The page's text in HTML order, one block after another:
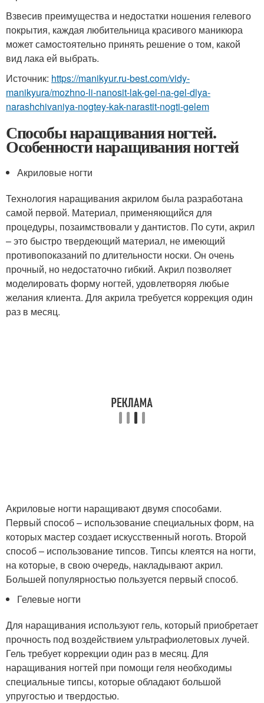
Взвесив преимущества и недостатки ношения гелевого
покрытия, каждая любительница красивого маникюра
может самостоятельно принять решение о том, какой
вид лака ей выбрать.
Источник: https://manikyur.ru-best.com/vidy-
manikyura/mozhno-li-nanosit-lak-gel-na-gel-dlya-
narashchivaniya-nogtey-kak-narastit-nogti-gelem
Способы наращивания ногтей.
Особенности наращивания ногтей
Акриловые ногти
Технология наращивания акрилом была разработана
самой первой. Материал, применяющийся для
процедуры, позаимствовали у дантистов. По сути, акрил
– это быстро твердеющий материал, не имеющий
противопоказаний по длительности носки. Он очень
прочный, но недостаточно гибкий. Акрил позволяет
моделировать форму ногтей, удовлетворяя любые
желания клиента. Для акрила требуется коррекция один
раз в месяц.
Акриловые ногти наращивают двумя способами.
Первый способ – использование специальных форм, на
которых мастер создает искусственный ноготь. Второй
способ – использование типсов. Типсы клеятся на ногти,
на которые, в свою очередь, накладывают акрил.
Большей популярностью пользуется первый способ.
Гелевые ногти
Для наращивания используют гель, который приобретает
прочность под воздействием ультрафиолетовых лучей.
Гель требует коррекции один раз в месяц. Для
наращивания ногтей при помощи геля необходимы
специальные типсы, которые обладают большой
упругостью и твердостью.